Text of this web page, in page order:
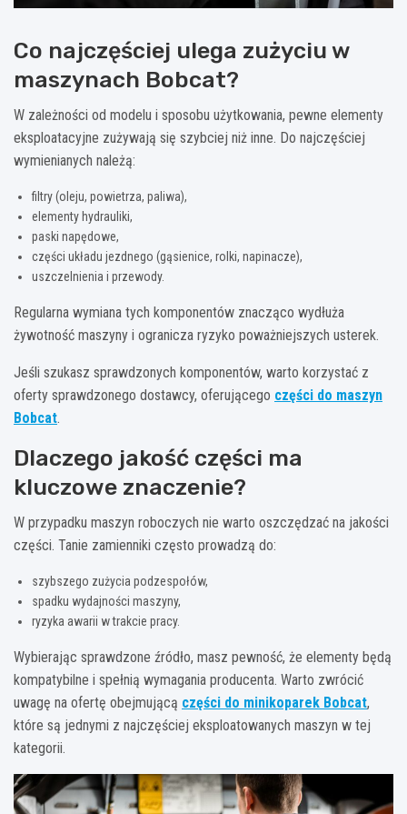
Co najczęściej ulega zużyciu w
maszynach Bobcat?
W zależności od modelu i sposobu użytkowania, pewne elementy
eksploatacyjne zużywają się szybciej niż inne. Do najczęściej
wymienianych należą:
filtry (oleju, powietrza, paliwa),
elementy hydrauliki,
paski napędowe,
części układu jezdnego (gąsienice, rolki, napinacze),
uszczelnienia i przewody.
Regularna wymiana tych komponentów znacząco wydłuża
żywotność maszyny i ogranicza ryzyko poważniejszych usterek.
Jeśli szukasz sprawdzonych komponentów, warto korzystać z
oferty sprawdzonego dostawcy, oferującego części do maszyn
Bobcat.
Dlaczego jakość części ma
kluczowe znaczenie?
W przypadku maszyn roboczych nie warto oszczędzać na jakości
części. Tanie zamienniki często prowadzą do:
szybszego zużycia podzespołów,
spadku wydajności maszyny,
ryzyka awarii w trakcie pracy.
Wybierając sprawdzone źródło, masz pewność, że elementy będą
kompatybilne i spełnią wymagania producenta. Warto zwrócić
uwagę na ofertę obejmującą części do minikoparek Bobcat,
które są jednymi z najczęściej eksploatowanych maszyn w tej
kategorii.